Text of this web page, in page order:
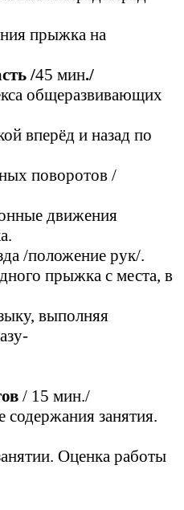
прыжка на
/45 мин./
общеразвивающих
вперёд и назад по
поворотов /
движения
/положение рук/.
прыжка с места, в
выполняя
/ 15 мин./
занятия.
Оценка работы